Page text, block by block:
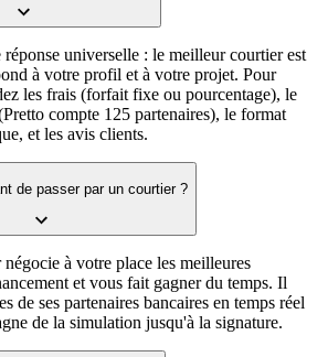
réponse universelle : le meilleur courtier est
à votre profil et à votre projet. Pour
les frais (forfait fixe ou pourcentage), le
compte 125 partenaires), le format
et les avis clients.
de passer par un courtier ?
à votre place les meilleures
et vous fait gagner du temps. Il
de ses partenaires bancaires en temps réel
de la simulation jusqu'à la signature.